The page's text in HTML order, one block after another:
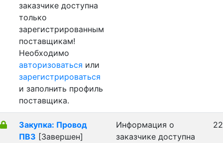
заказчике доступна
только
зарегистрированным
поставщикам!
Необходимо
авторизоваться или
зарегистрироваться
и заполнить профиль
поставщика.
Закупка: Провод
ПВ3 [Завершен]
Информация о
заказчике доступна